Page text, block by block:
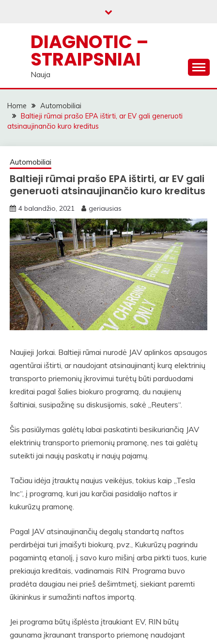
DIAGNOTIC –
STRAIPSNIAI
Nauja
Home
Automobiliai
Baltieji rūmai prašo EPA ištirti, ar EV gali generuoti
atsinaujinančio kuro kreditus
Automobiliai
Baltieji rūmai prašo EPA ištirti, ar EV gali
generuoti atsinaujinančio kuro kreditus
4 balandžio, 2021 geriausias
Naujieji Jorkai. Baltieji rūmai nurodė JAV aplinkos apsaugos
agentūrai ištirti, ar naudojant atsinaujinantį kurą elektrinių
transporto priemonių įkrovimui turėtų būti parduodami
kreditai pagal šalies biokuro programą, du naujienų
šaltiniai, susipažinę su diskusijomis, sakė „Reuters“.
Šis pasiūlymas galėtų labai paskatinti besikuriančią JAV
elektrinių transporto priemonių pramonę, nes tai galėtų
suteikti jai naujų paskatų ir naujų pajamų.
Tačiau idėja įtrauktų naujus veikėjus, tokius kaip „Tesla
Inc“, į programą, kuri jau karčiai pasidalijo naftos ir
kukurūzų pramonę.
Pagal JAV atsinaujinančių degalų standartą naftos
perdirbėjai turi įmaišyti biokurą, pvz., Kukurūzų pagrindu
pagamintą etanolį, į savo kuro mišinį arba pirkti tuos, kurie
prekiauja kreditais, vadinamais RIN. Programa buvo
pradėta daugiau nei prieš dešimtmetį, siekiant paremti
ūkininkus ir sumažinti naftos importą.
Jei programa būtų išplėsta įtraukiant EV, RIN būtų
gaunama įkraunant transporto priemonę naudojant